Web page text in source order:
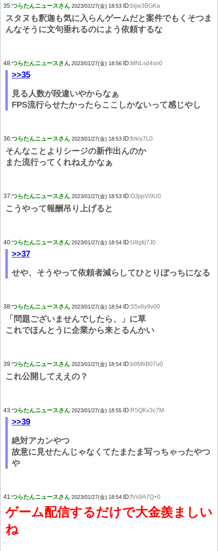
35:つらたんニュースさん 2023/01/27(金) 18:53 ID:bijw3BGKa
スタヌも釈迦も気に入らんゲームだと案件でもくそつま
んなそうに文句垂れるのによう依頼するな
48:つらたんニュースさん 2023/01/27(金) 18:56 ID:MNLsd4sn0
>>35
見る人数が段違いやからなぁ
FPS流行らせたかったらここしかないって感じやし
36:つらたんニュースさん 2023/01/27(金) 18:53 ID:firkiy7L0
そんなことよりシージの新作出んのか
また流行ってくれねえかなぁ
37:つらたんニュースさん 2023/01/27(金) 18:53 ID:OJppVi9U0
こうやって報酬吊り上げると
40:つらたんニュースさん 2023/01/27(金) 18:54 ID:U8gtij7J0
>>37
せや、そうやって依頼者減らしてひとりぼっちになる
38:つらたんニュースさん 2023/01/27(金) 18:54 ID:S5x8y9v00
「問題ございませんでしたら、」に草
これでほんとうに企業から来とるんかい
39:つらたんニュースさん 2023/01/27(金) 18:54 ID:b8M6B07u0
これ公開してええの？
43:つらたんニュースさん 2023/01/27(金) 18:55 ID:R5QKv3c7M
>>39
絶対アカンやつ
故意に見せたんじゃなくてたまたま写っちゃったやつ
や
41:つらたんニュースさん 2023/01/27(金) 18:54 ID:fVs9A7Q+0
ゲーム配信するだけで大金羨ましい
ね